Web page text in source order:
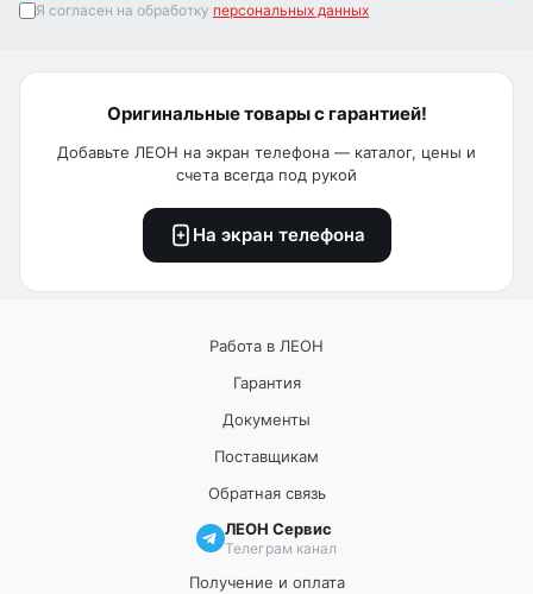
Я согласен на обработку персональных данных
Оригинальные товары с гарантией!
Добавьте ЛЕОН на экран телефона — каталог, цены и
счета всегда под рукой
На экран телефона
Работа в ЛЕОН
Гарантия
Документы
Поставщикам
Обратная связь
ЛЕОН Сервис
Телеграм канал
Получение и оплата